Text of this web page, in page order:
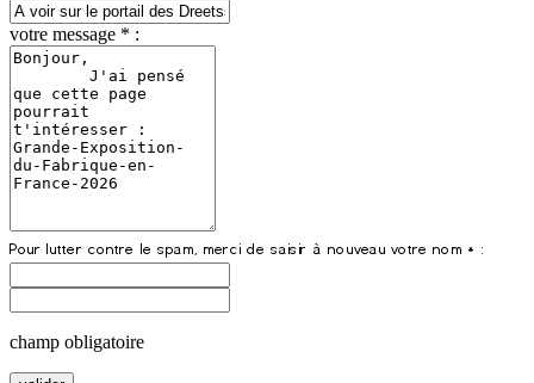
votre message * :
champ obligatoire